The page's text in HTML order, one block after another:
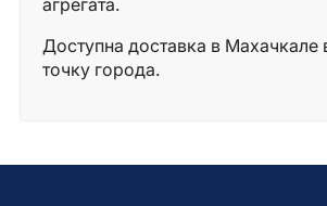
Доступна доставка в
точку города.